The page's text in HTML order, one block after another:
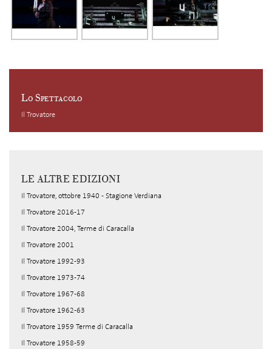
Lo Spettacolo
Il Trovatore
LE ALTRE EDIZIONI
Il Trovatore, ottobre 1940 - Stagione Verdiana
Il Trovatore 2016-17
Il Trovatore 2004, Terme di Caracalla
Il Trovatore 2001
Il Trovatore 1992-93
Il Trovatore 1973-74
Il Trovatore 1967-68
Il Trovatore 1962-63
Il Trovatore 1959 Terme di Caracalla
Il Trovatore 1958-59